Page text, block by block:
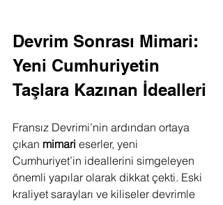
Devrim Sonrası Mimari:
Yeni Cumhuriyetin
Taşlara Kazınan İdealleri
Fransız Devrimi’nin ardından ortaya
çıkan mimari eserler, yeni
Cumhuriyet’in ideallerini simgeleyen
önemli yapılar olarak dikkat çekti. Eski
kraliyet sarayları ve kiliseler devrimle